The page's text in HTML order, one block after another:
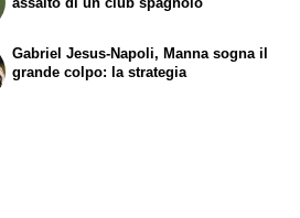
Gabriel Jesus-Napoli, Manna sogna il
grande colpo: la strategia